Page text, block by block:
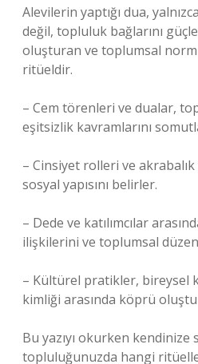
Alevilerin yaptığı dua,
değil, topluluk bağlarını
oluşturan ve toplumsal
ritüeldir.
– Cem törenleri ve dualar,
eşitsizlik kavramlarını
– Cinsiyet rolleri ve akrabalık
sosyal yapısını belirler.
– Dede ve katılımcılar
ilişkilerini ve toplumsal
– Kültürel pratikler, bireysel
kimliği arasında köprü
Bu yazıyı okurken
topluluğunuzda hangi